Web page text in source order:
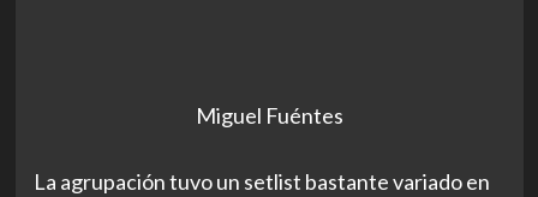
Miguel Fuéntes
La agrupación tuvo un setlist bastante variado en